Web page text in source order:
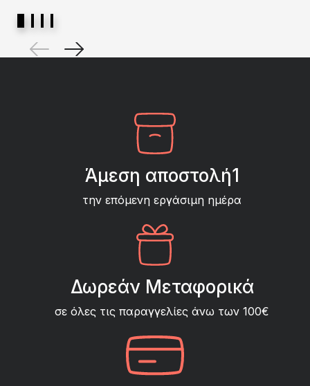
Άμεση αποστολή1
την επόμενη εργάσιμη ημέρα
Δωρεάν Μεταφορικά
σε όλες τις παραγγελίες άνω των 100€